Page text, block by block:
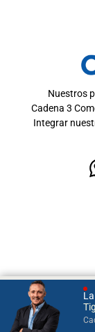
Nuestros
Cadena 3
Integrar